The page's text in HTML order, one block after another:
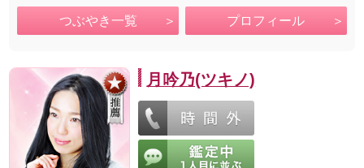
つぶやき一覧 プロフィール
月吟乃(ツキノ)